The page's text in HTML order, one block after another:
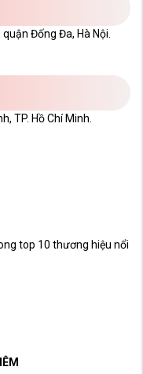
Đống Đa, Hà Nội.
TP. Hồ Chí Minh.
top 10 thương hiệu nổi